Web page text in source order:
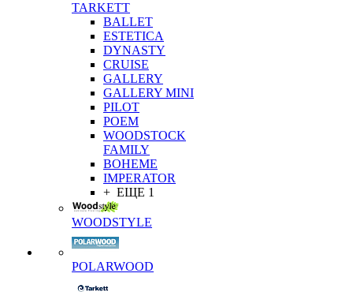
TARKETT
BALLET
ESTETICA
DYNASTY
CRUISE
GALLERY
GALLERY MINI
PILOT
POEM
WOODSTOCK
FAMILY
BOHEME
IMPERATOR
+ ЕЩЕ 1
WOODSTYLE
POLARWOOD